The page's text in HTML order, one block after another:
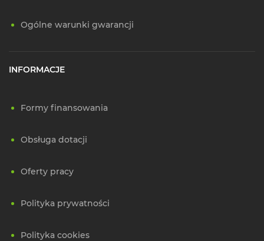
Ogólne warunki gwarancji
INFORMACJE
Formy finansowania
Obsługa dotacji
Oferty pracy
Polityka prywatności
Polityka cookies